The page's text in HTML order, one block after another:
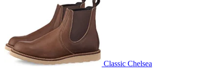
Classic Chelsea